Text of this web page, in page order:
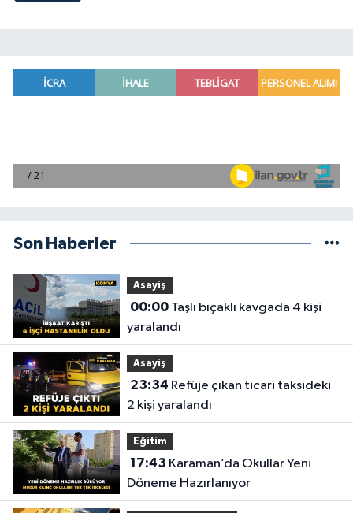
Son Haberler
Asayiş
00:00Taşlı bıçaklı kavgada 4 kişi
yaralandı
Asayiş
23:34
2 kişi yaralandı
Eğitim
17:43
Döneme Hazırlanıyor